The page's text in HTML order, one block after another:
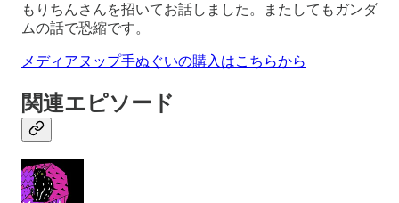
もりちんさんを招いてお話しました。またしてもガンダ
ムの話で恐縮です。
メディアヌップ手ぬぐいの購入はこちらから
関連エピソード